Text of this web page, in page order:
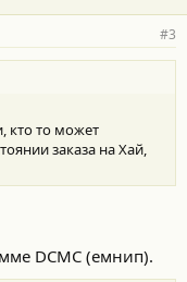
#3
кто то может
заказа на Хай,
DCMC (емнип).